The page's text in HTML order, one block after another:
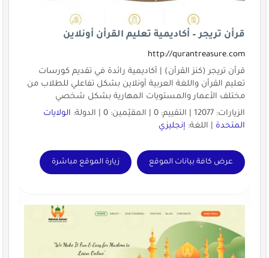
قرأن تريجر – أكاديمية تعليم القرأن أونلاين
http://qurantreasure.com
قرأن تريجر (كنز القرأن) | أكاديمية رائدة في تقديم كورسات
تعليم القرأن واللغة العربية أونلاين بشكل تفاعلي للطلاب من
مختلف الأعمار والمستويات المهارية بشكل شخصي
الزيارات: 12077 | التقييم: 0 | المقيّمين: 0 | الدولة:
الولايات
المتحدة| اللغة: إنجليزي
عرض كافة بيانات الموقع زيارة الموقع مباشرة